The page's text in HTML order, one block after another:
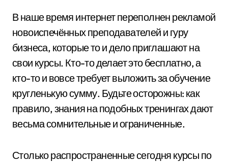
В наше время интернет переполнен рекламой
новоиспечённых преподавателей и гуру
бизнеса, которые то и дело приглашают на
свои курсы. Кто-то делает это бесплатно, а
кто-то и вовсе требует выложить за обучение
кругленькую сумму. Будьте осторожны: как
правило, знания на подобных тренингах дают
весьма сомнительные и ограниченные.
Столько распространенные сегодня курсы по